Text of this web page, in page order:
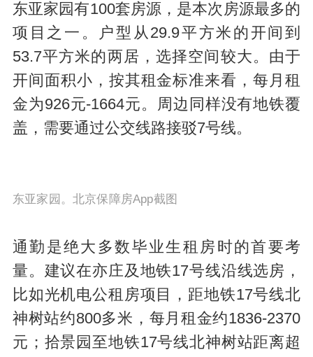
东亚家园有100套房源，是本次房源最多的
项目之一。户型从29.9平方米的开间到
53.7平方米的两居，选择空间较大。由于
开间面积小，按其租金标准来看，每月租
金为926元-1664元。周边同样没有地铁覆
盖，需要通过公交线路接驳7号线。
东亚家园。北京保障房App截图
通勤是绝大多数毕业生租房时的首要考
量。建议在亦庄及地铁17号线沿线选房，
比如光机电公租房项目，距地铁17号线北
神树站约800多米，每月租金约1836-2370
元；拾景园至地铁17号线北神树站距离超